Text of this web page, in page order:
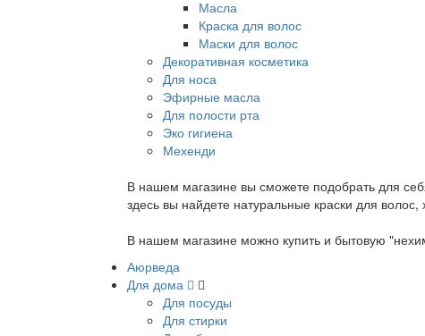
Масла
Краска для волос
Маски для волос
Декоративная косметика
Для носа
Эфирные масла
Для полости рта
Эко гигиена
Мехенди
В нашем магазине вы сможете подобрать для
здесь вы найдете натуральные краски для
В нашем магазине можно купить и бытовую
Аюрведа
Для дома
Для посуды
Для стирки